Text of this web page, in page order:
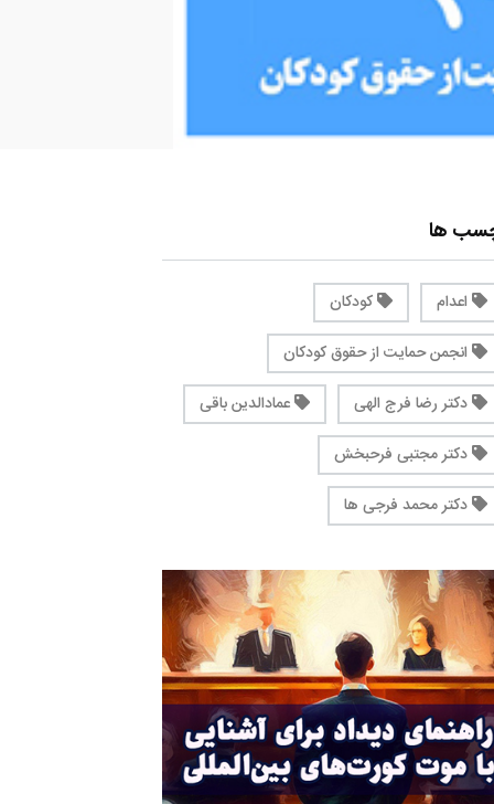
ها
اعدام
کودکان
انجمن حمایت از حقوق کودکان
دکتر رضا فرج الهی
عمادالدین باقی
دکتر مجتبی فرحبخش
دکتر محمد فرجی ها